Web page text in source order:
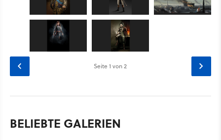
Seite1 von 2
BELIEBTE GALERIEN